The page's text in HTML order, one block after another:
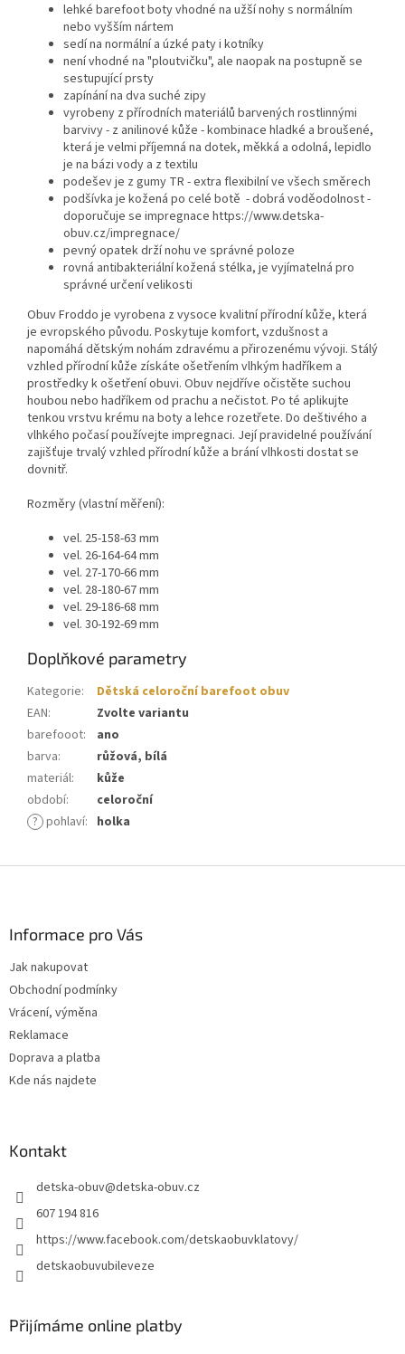
lehké barefoot boty vhodné na užší nohy s normálním
nebo vyšším nártem
sedí na normální a úzké paty i kotníky
není vhodné na "ploutvičku", ale naopak na postupně se
sestupující prsty
zapínání na dva suché zipy
vyrobeny z přírodních materiálů barvených rostlinnými
barvivy - z anilinové kůže - kombinace hladké a broušené,
která je velmi příjemná na dotek, měkká a odolná, lepidlo
je na bázi vody a z textilu
podešev je z gumy TR - extra flexibilní ve všech směrech
podšívka je kožená po celé botě - dobrá voděodolnost -
doporučuje se impregnace https://www.detska-
obuv.cz/impregnace/
pevný opatek drží nohu ve správné poloze
rovná antibakteriální kožená stélka, je vyjímatelná pro
správné určení velikosti
Obuv Froddo je vyrobena z vysoce kvalitní přírodní kůže, která
je evropského původu. Poskytuje komfort, vzdušnost a
napomáhá dětským nohám zdravému a přirozenému vývoji. Stálý
vzhled přírodní kůže získáte ošetřením vlhkým hadříkem a
prostředky k ošetření obuvi. Obuv nejdříve očistěte suchou
houbou nebo hadříkem od prachu a nečistot. Po té aplikujte
tenkou vrstvu krému na boty a lehce rozetřete. Do deštivého a
vlhkého počasí používejte impregnaci. Její pravidelné používání
zajišťuje trvalý vzhled přírodní kůže a brání vlhkosti dostat se
dovnitř.
Rozměry (vlastní měření):
vel. 25-158-63 mm
vel. 26-164-64 mm
vel. 27-170-66 mm
vel. 28-180-67 mm
vel. 29-186-68 mm
vel. 30-192-69 mm
Doplňkové parametry
Kategorie:
Dětská celoroční barefoot obuv
EAN:
Zvolte variantu
barefooot:
ano
barva:
růžová, bílá
materiál:
kůže
období:
celoroční
? pohlaví: holka
Informace pro Vás
Jak nakupovat
Obchodní podmínky
Vrácení, výměna
Reklamace
Doprava a platba
Kde nás najdete
Kontakt
detska-obuv@detska-obuv.cz
607 194 816
https://www.facebook.com/detskaobuvklatovy/
detskaobuvubileveze
Přijímáme online platby